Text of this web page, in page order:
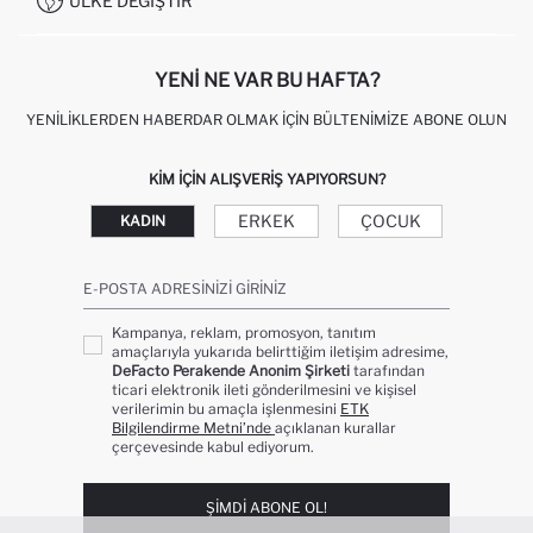
YENI NE VAR BU HAFTA?
YENILIKLERDEN HABERDAR OLMAK İÇIN BÜLTENIMIZE ABONE OLUN
KIM IÇIN ALIŞVERIŞ YAPIYORSUN?
KADIN ERKEK ÇOCUK
E-POSTA ADRESINIZI GIRINIZ
Kampanya, reklam, promosyon, tanıtım
amaçlarıyla yukarıda belirttiğim iletişim adresime,
DeFacto Perakende Anonim Şirketi tarafından
ticari elektronik ileti gönderilmesini ve kişisel
verilerimin bu amaçla işlenmesini ETK
Bilgilendirme Metni’nde açıklanan kurallar
çerçevesinde kabul ediyorum.
ŞIMDI ABONE OL!